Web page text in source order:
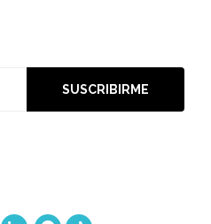
SUSCRIBIRME